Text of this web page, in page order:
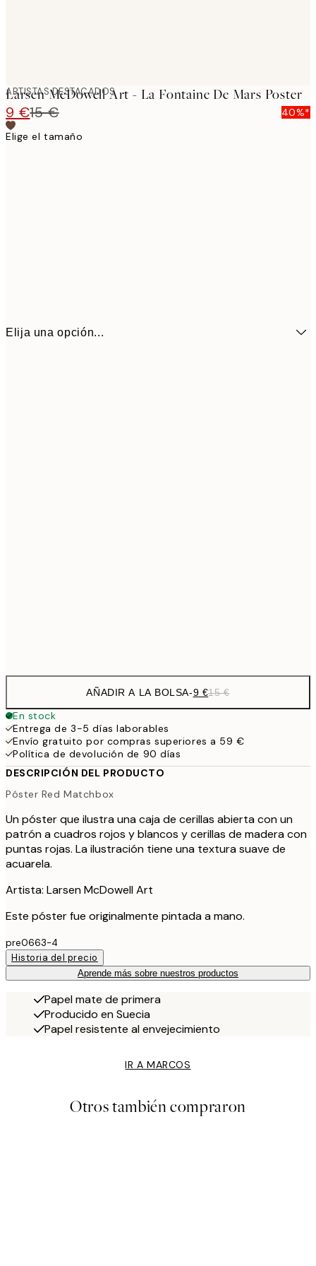
ARTISTAS DESTACADOS
Larsen McDowell Art - La Fontaine De Mars Poster
9 €15 €
40%*
Elige el tamaño
Elija una opción...
AÑADIR A LA BOLSA-9 €15 €
En stock
Entrega de 3-5 días laborables
Envío gratuito por compras superiores a 59 €
Política de devolución de 90 días
DESCRIPCIÓN DEL PRODUCTO
Póster Red Matchbox
Un póster que ilustra una caja de cerillas abierta con un
patrón a cuadros rojos y blancos y cerillas de madera con
puntas rojas. La ilustración tiene una textura suave de
acuarela.
Artista: Larsen McDowell Art
Este póster fue originalmente pintada a mano.
pre0663-4
Historia del precio
Aprende más sobre nuestros productos
Papel mate de primera
Producido en Suecia
Papel resistente al envejecimiento
IR A MARCOS
Otros también compraron